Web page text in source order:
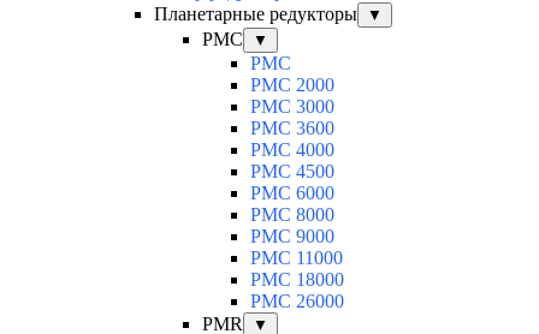
Планетарные редукторы
▼
PMC ▼
PMC
PMC 2000
PMC 3000
PMC 3600
PMC 4000
PMC 4500
PMC 6000
PMC 8000
PMC 9000
PMC 11000
PMC 18000
PMC 26000
PMR
▼